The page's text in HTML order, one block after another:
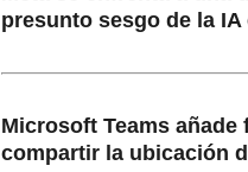
presunto sesgo de la
Microsoft Teams
compartir la ubicación